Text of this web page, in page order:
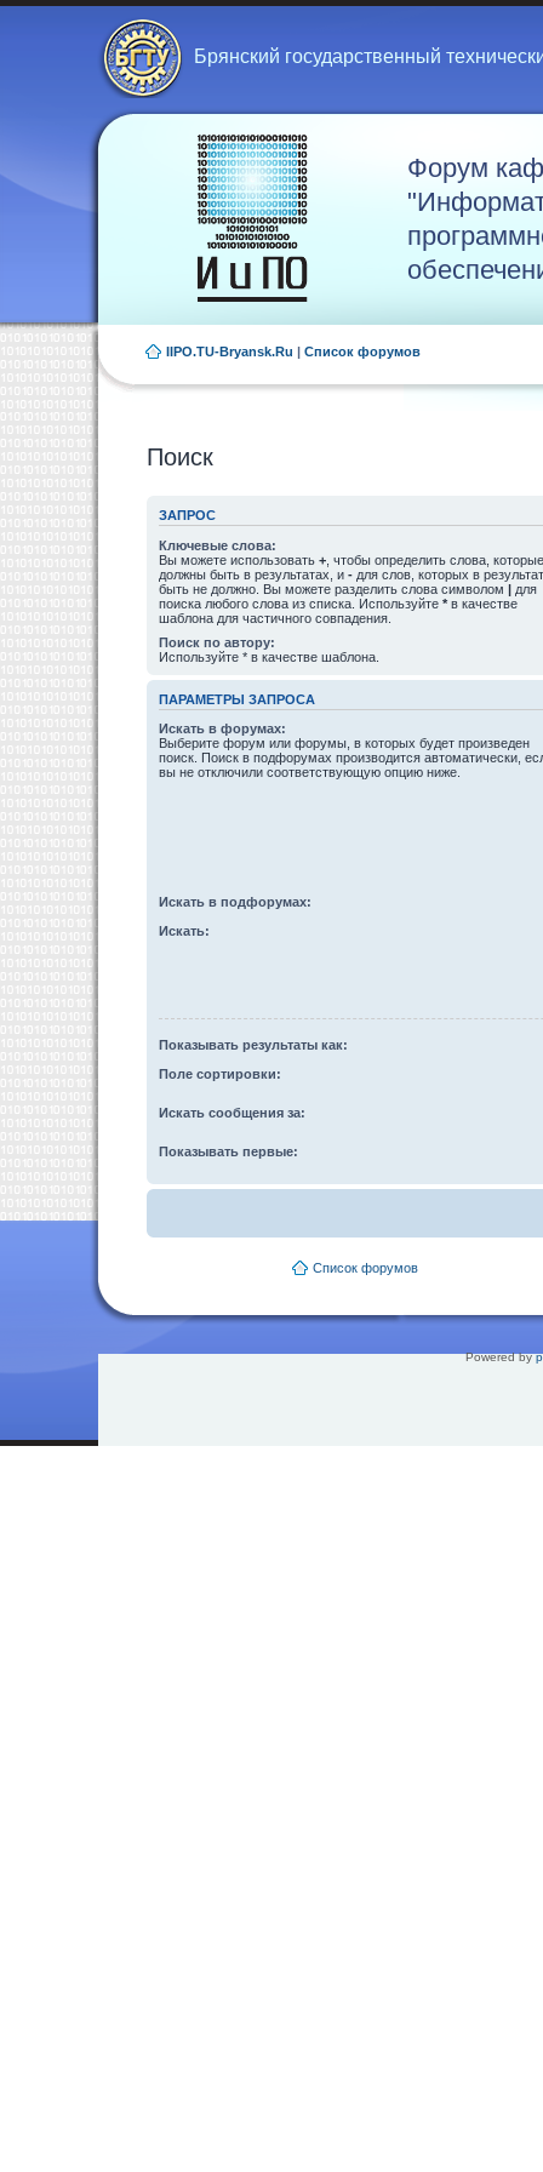
Брянский государственный
Форум
IIPO.TU-Bryansk.Ru | Список форумов
Поиск
ЗАПРОС
Ключевые слова:
Вы можете использовать + , чтобы определить слова, которые
должны быть в результатах, и - для слов, которых в
быть не должно. Вы можете разделить слова символом | для
поиска любого слова из списка. Используйте * в качестве
шаблона для частичного совпадения.
Поиск по автору:
Используйте * в качестве шаблона.
ПАРАМЕТРЫ ЗАПРОСА
Искать в форумах:
Выберите форум или форумы, в которых будет произведен
поиск. Поиск в подфорумах производится автоматически,
вы не отключили соответствующую опцию ниже.
Искать в подфорумах:
Искать:
Показывать результаты как:
Поле сортировки:
Искать сообщения за:
Показывать первые:
Список форумов
Powered by